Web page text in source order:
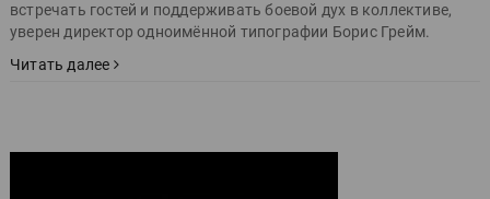
встречать гостей и поддерживать боевой дух в коллективе,
уверен директор одноимённой типографии Борис Грейм.
Читать далее